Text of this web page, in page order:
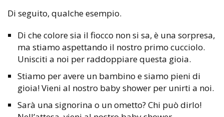
Di seguito, qualche esempio.
Di che colore sia il fiocco non si sa, è una sorpresa,
ma stiamo aspettando il nostro primo cucciolo.
Unisciti a noi per raddoppiare questa gioia.
Stiamo per avere un bambino e siamo pieni di
gioia! Vieni al nostro baby shower per unirti a noi.
Sarà una signorina o un ometto? Chi può dirlo!